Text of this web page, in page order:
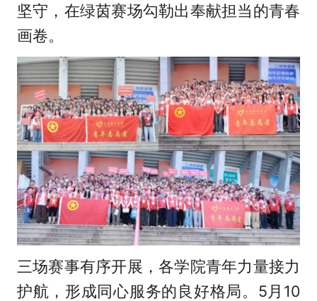
坚守，在绿茵赛场勾勒出奉献担当的青春
画卷。
三场赛事有序开展，各学院青年力量接力
护航，形成同心服务的良好格局。5月10